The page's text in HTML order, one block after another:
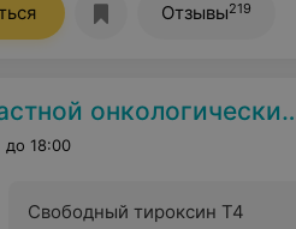
Отзывы219
онкологический диспансер
до 18:00
Свободный тироксин Т4